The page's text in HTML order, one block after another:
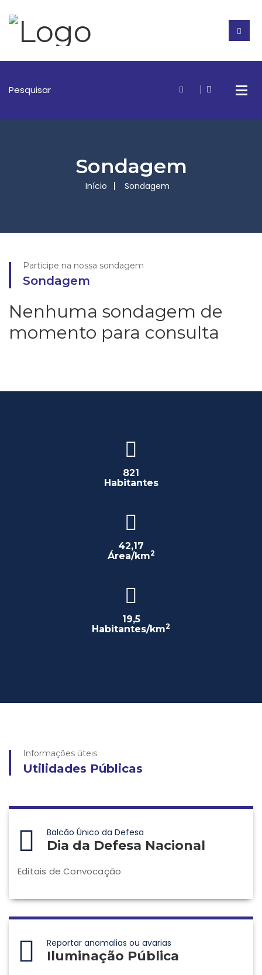
Sondagem
Início Sondagem
Participe na nossa sondagem
Sondagem
Nenhuma sondagem de
momento para consulta
821
Habitantes
42,17
Área/km2
19,5
Habitantes/km2
Informações úteis
Utilidades Públicas
Balcão Único da Defesa
Dia da Defesa Nacional
Editais de Convocação
Reportar anomalias ou avarias
Iluminação Pública